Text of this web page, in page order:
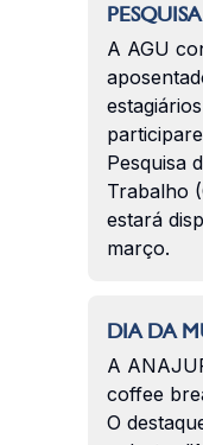
A AGU
Pesquisa
Trabalho
estará
março.
DIA DA
A
coffee
O